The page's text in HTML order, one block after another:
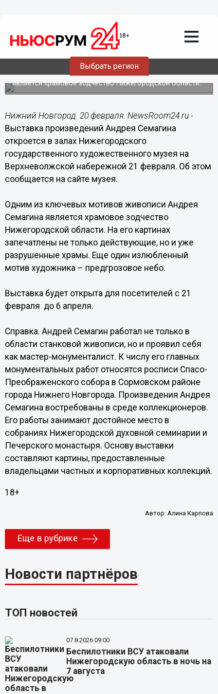
Выбрать регион
Выставка произведений Андрея
Семагина откроется в Нижегородском
художественном музее 21 февраля
Одним из ключевых мотивов живописи художника
является храмовое зодчество Нижегородской области.
Нижний Новгород. 20 февраля. NewsRoom24.ru -
Выставка произведений Андрея Семагина
откроется в залах Нижегородского
государственного художественного музея на
Верхневолжской набережной 21 февраля. Об этом
сообщается на сайте музея.
Одним из ключевых мотивов живописи Андрея
Семагина является храмовое зодчество
Нижегородской области. На его картинах
запечатлены не только действующие, но и уже
разрушенные храмы. Еще один излюбленный
мотив художника – предгрозовое небо.
Выставка будет открыта для посетителей с 21
февраля до 6 апреля.
Справка. Андрей Семагин работал не только в
области станковой живописи, но и проявил себя
как мастер-монументалист. К числу его главных
монументальных работ относятся росписи Спасо-
Преображенского собора в Сормовском районе
города Нижнего Новгорода. Произведения Андрея
Семагина востребованы в среде коллекционеров.
Его работы занимают достойное место в
собраниях Нижегородской духовной семинарии и
Печерского монастыря. Основу выставки
составляют картины, предоставленные
владельцами частных и корпоративных коллекций.
18+
Автор:Алина Карпова
Еще в рубрике
Новости партнёров
ТОП новостей
07.8.2026 09:00
Беспилотники ВСУ атаковали
Нижегородскую область в ночь на
7 августа